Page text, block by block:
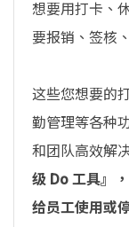
想要用打卡、
要报销、签核
这些您想要的
勤管理等各种
和团队高效解
级 Do 工具』
给员工使用或